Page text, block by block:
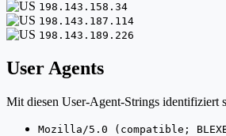
198.143.158.34
198.143.187.114
198.143.189.226
User Agents
Mit diesen User-Agent-Strings identifiziert
Mozilla/5.0 (compatible;